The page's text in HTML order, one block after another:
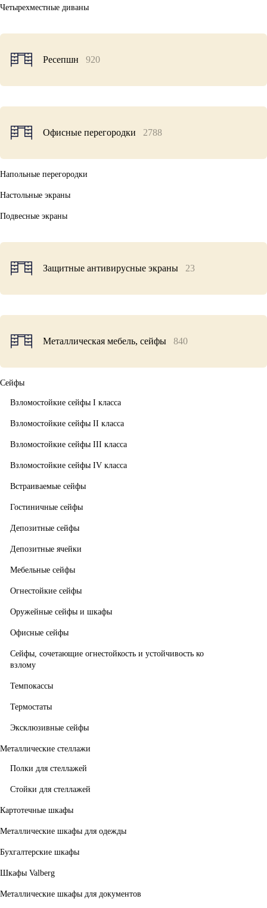
Четырехместные диваны
Ресепшн 920
Офисные перегородки 2788
Напольные перегородки
Настольные экраны
Подвесные экраны
Защитные антивирусные экраны 23
Металлическая мебель, сейфы 840
Сейфы
Взломостойкие сейфы I класса
Взломостойкие сейфы II класса
Взломостойкие сейфы III класса
Взломостойкие сейфы IV класса
Встраиваемые сейфы
Гостиничные сейфы
Депозитные сейфы
Депозитные ячейки
Мебельные сейфы
Огнестойкие сейфы
Оружейные сейфы и шкафы
Офисные сейфы
Сейфы, сочетающие огнестойкость и устойчивость ко
взлому
Темпокассы
Термостаты
Эксклюзивные сейфы
Металлические стеллажи
Полки для стеллажей
Стойки для стеллажей
Картотечные шкафы
Металлические шкафы для одежды
Бухгалтерские шкафы
Шкафы Valberg
Металлические шкафы для документов